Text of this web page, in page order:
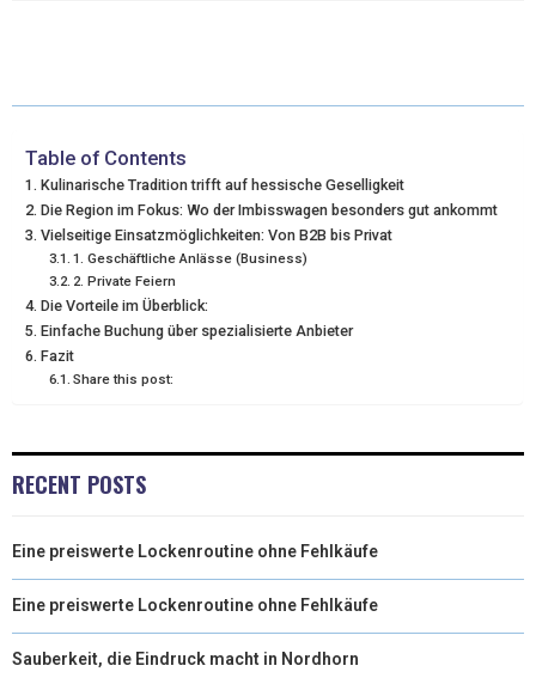
W
T
T
E
R
E
O
O
T
R
E
K
D
I
I
Table of Contents
Kulinarische Tradition trifft auf hessische Geselligkeit
Die Region im Fokus: Wo der Imbisswagen besonders gut ankommt
Vielseitige Einsatzmöglichkeiten: Von B2B bis Privat
1. Geschäftliche Anlässe (Business)
2. Private Feiern
Die Vorteile im Überblick:
Einfache Buchung über spezialisierte Anbieter
Fazit
Share this post:
RECENT POSTS
Eine preiswerte Lockenroutine ohne Fehlkäufe
Eine preiswerte Lockenroutine ohne Fehlkäufe
Sauberkeit, die Eindruck macht in Nordhorn